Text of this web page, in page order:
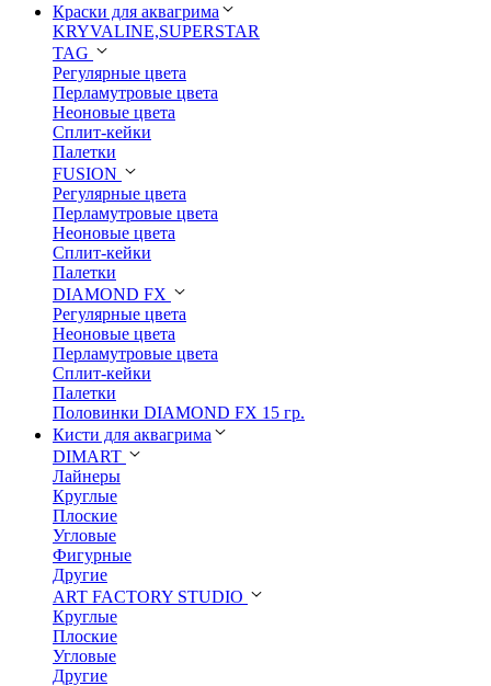
Краски для аквагрима
KRYVALINE,SUPERSTAR
TAG
Регулярные цвета
Перламутровые цвета
Неоновые цвета
Сплит-кейки
Палетки
FUSION
Регулярные цвета
Перламутровые цвета
Неоновые цвета
Сплит-кейки
Палетки
DIAMOND FX
Регулярные цвета
Неоновые цвета
Перламутровые цвета
Сплит-кейки
Палетки
Половинки DIAMOND FX 15 гр.
Кисти для аквагрима
DIMART
Лайнеры
Круглые
Плоские
Угловые
Фигурные
Другие
ART FACTORY STUDIO
Круглые
Плоские
Угловые
Другие